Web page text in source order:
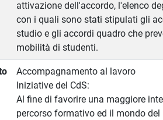
attivazione dell'accordo, l'elenco
con i quali sono stati stipulati gli
studio e gli accordi quadro che
mobilità di studenti.
Accompagnamento al lavoro
Iniziative del CdS:
Al fine di favorire una maggiore
percorso formativo ed il mondo del